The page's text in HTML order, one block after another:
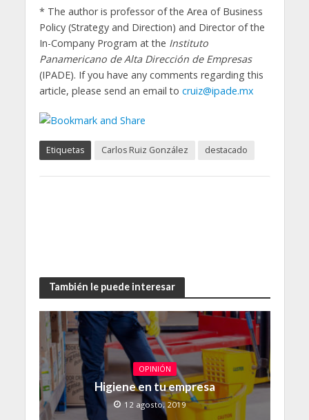
* The author is professor of the Area of Business
Policy (Strategy and Direction) and Director of the
In-Company Program at the Instituto
Panamericano de Alta Dirección de Empresas
(IPADE). If you have any comments regarding this
article, please send an email to cruiz@ipade.mx
Etiquetas Carlos Ruiz González destacado
También le puede interesar
OPINIÓN
Higiene en tu empresa
12 agosto, 2019